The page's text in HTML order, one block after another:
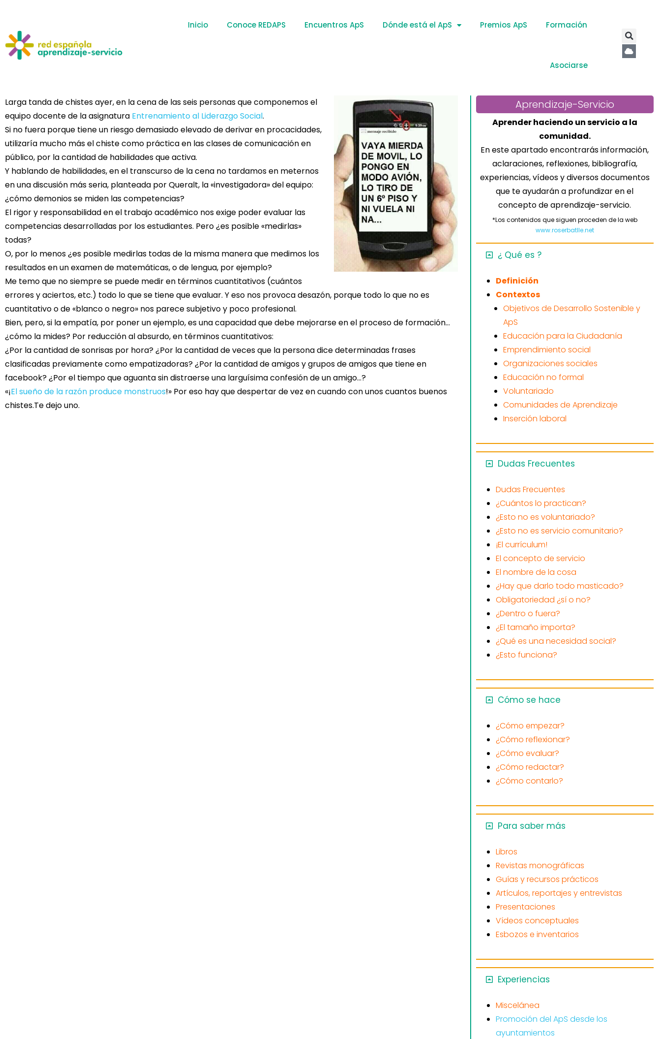
Inicio Conoce REDAPS Encuentros ApS Dónde está el ApS Premios ApS Formación
Asociarse
Larga tanda de chistes ayer, en la cena de las seis personas que componemos el
equipo docente de la asignatura Entrenamiento al Liderazgo Social.
Si no fuera porque tiene un riesgo demasiado elevado de derivar en procacidades,
utilizaría mucho más el chiste como práctica en las clases de comunicación en
público, por la cantidad de habilidades que activa.
Y hablando de habilidades, en el transcurso de la cena no tardamos en meternos
en una discusión más seria, planteada por Queralt, la «investigadora» del equipo:
¿cómo demonios se miden las competencias?
El rigor y responsabilidad en el trabajo académico nos exige poder evaluar las
competencias desarrolladas por los estudiantes. Pero ¿es posible «medirlas»
todas?
O, por lo menos ¿es posible medirlas todas de la misma manera que medimos los
resultados en un examen de matemáticas, o de lengua, por ejemplo?
Me temo que no siempre se puede medir en términos cuantitativos (cuántos
errores y aciertos, etc.) todo lo que se tiene que evaluar. Y eso nos provoca desazón, porque todo lo que no es
cuantitativo o de «blanco o negro» nos parece subjetivo y poco profesional.
Bien, pero, si la empatía, por poner un ejemplo, es una capacidad que debe mejorarse en el proceso de formación…
¿cómo la mides? Por reducción al absurdo, en términos cuantitativos:
¿Por la cantidad de sonrisas por hora? ¿Por la cantidad de veces que la persona dice determinadas frases
clasificadas previamente como empatizadoras? ¿Por la cantidad de amigos y grupos de amigos que tiene en
facebook? ¿Por el tiempo que aguanta sin distraerse una larguísima confesión de un amigo…?
«¡El sueño de la razón produce monstruos!» Por eso hay que despertar de vez en cuando con unos cuantos buenos
chistes.Te dejo uno.
Aprendizaje-Servicio
Aprender haciendo un servicio a la
comunidad.
En este apartado encontrarás información,
aclaraciones, reflexiones, bibliografía,
experiencias, vídeos y diversos documentos
que te ayudarán a profundizar en el
concepto de aprendizaje-servicio.
*Los contenidos que siguen proceden de la web
www.roserbatlle.net
¿ Qué es ?
Definición
Contextos
Objetivos de Desarrollo Sostenible y
ApS
Educación para la Ciudadanía
Emprendimiento social
Organizaciones sociales
Educación no formal
Voluntariado
Comunidades de Aprendizaje
Inserción laboral
Dudas Frecuentes
Dudas Frecuentes
¿Cuántos lo practican?
¿Esto no es voluntariado?
¿Esto no es servicio comunitario?
¡El currículum!
El concepto de servicio
El nombre de la cosa
¿Hay que darlo todo masticado?
Obligatoriedad ¿sí o no?
¿Dentro o fuera?
¿El tamaño importa?
¿Qué es una necesidad social?
¿Esto funciona?
Cómo se hace
¿Cómo empezar?
¿Cómo reflexionar?
¿Cómo evaluar?
¿Cómo redactar?
¿Cómo contarlo?
Para saber más
Libros
Revistas monográficas
Guías y recursos prácticos
Artículos, reportajes y entrevistas
Presentaciones
Vídeos conceptuales
Esbozos e inventarios
Experiencias
Miscelánea
Promoción del ApS desde los
ayuntamientos